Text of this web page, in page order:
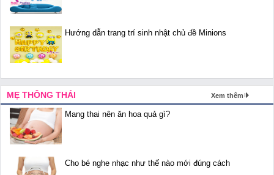
Hướng dẫn trang trí sinh nhật chủ đề Minions
MẸ THÔNG THÁI Xem thêm
Mang thai nên ăn hoa quả gì?
Cho bé nghe nhạc như thế nào mới đúng cách